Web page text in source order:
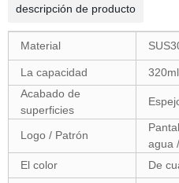
descripción de producto
Material
La capacidad
Acabado de
superficies
Logo / Patrón
agua
El color
De